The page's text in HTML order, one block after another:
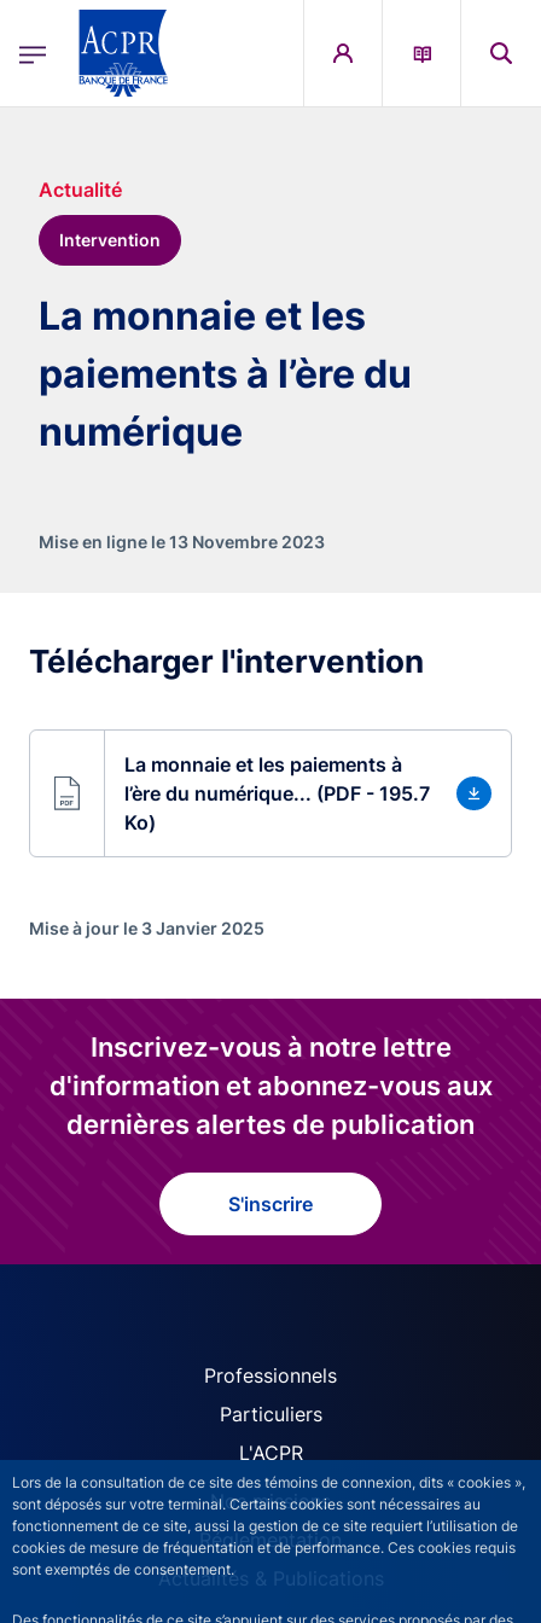
Lors de la consultation de ce site des témoins de connexion, dits « cookies »,
sont déposés sur votre terminal. Certains cookies sont nécessaires au
fonctionnement de ce site, aussi la gestion de ce site requiert l’utilisation de
cookies de mesure de fréquentation et de performance. Ces cookies requis
sont exemptés de consentement.
ACPR Menu Principal (French)
Actualité
Intervention
La monnaie et les
paiements à l’ère du
numérique
Mise en ligne le 13 Novembre 2023
Télécharger l'intervention
La monnaie et les paiements à
l’ère du numérique... (PDF - 195.7
Ko)
Mise à jour le 3 Janvier 2025
Inscrivez-vous à notre lettre
d'information et abonnez-vous aux
dernières alertes de publication
S'inscrire
ACPR site navigation
Professionnels
Particuliers
L'ACPR
Nos missions
Réglementation
Actualités & Publications